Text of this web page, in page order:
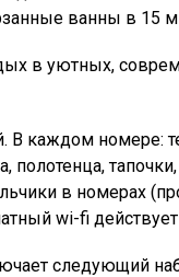
ванны в 15
в уютных,
В каждом номере:
в номерах
wi-fi
следующий